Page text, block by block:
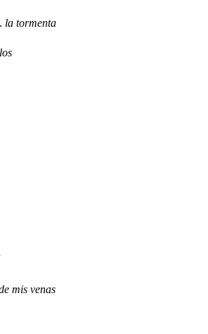
la tormenta
mis venas